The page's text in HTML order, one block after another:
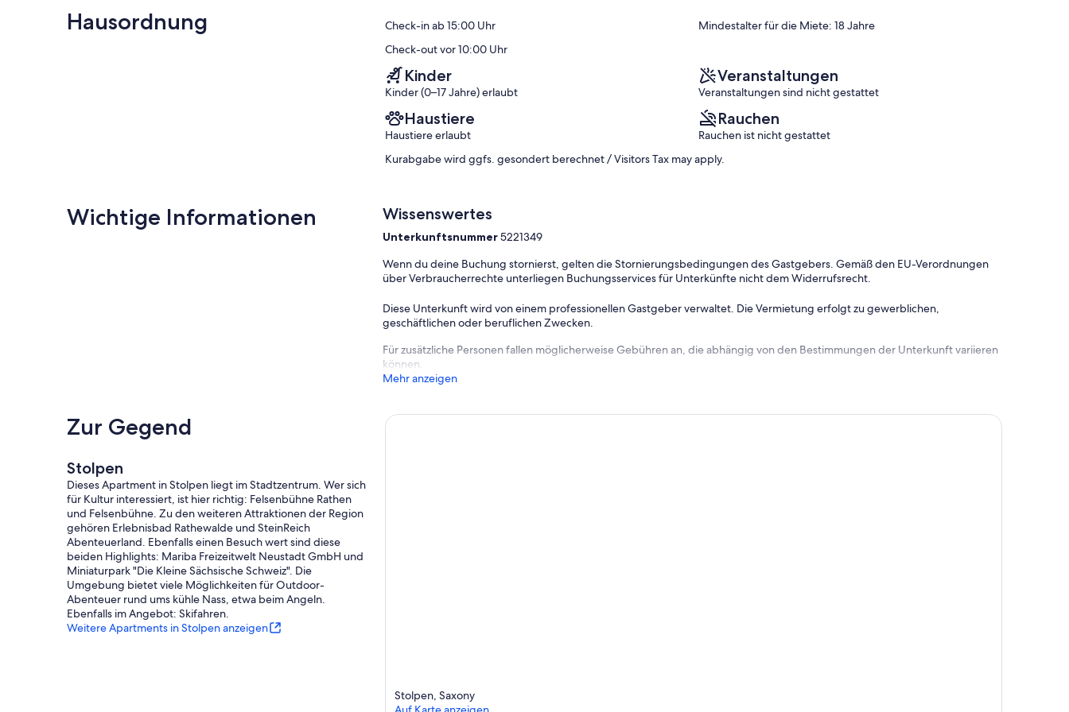
Bewertungen)
Hausordnung Check-in ab 15:00 Uhr
Mindestalter für die Miete: 18 Jahre
Check-out vor 10:00 Uhr
Kinder
Kinder (0–17 Jahre) erlaubt
Veranstaltungen
Veranstaltungen sind nicht gestattet
Haustiere
Haustiere erlaubt
Rauchen
Rauchen ist nicht gestattet
Kurabgabe wird ggfs. gesondert berechnet / Visitors Tax may apply.
Wichtige Informationen Wissenswertes
Unterkunftsnummer5221349
Wenn du deine Buchung stornierst, gelten die Stornierungsbedingungen des Gastgebers. Gemäß den EU-Verordnungen
über Verbraucherrechte unterliegen Buchungsservices für Unterkünfte nicht dem Widerrufsrecht.
Diese Unterkunft wird von einem professionellen Gastgeber verwaltet. Die Vermietung erfolgt zu gewerblichen,
geschäftlichen oder beruflichen Zwecken.
Für zusätzliche Personen fallen möglicherweise Gebühren an, die abhängig von den Bestimmungen der Unterkunft variieren
können.
Mehr anzeigen
Zur Gegend
Stolpen
Dieses Apartment in Stolpen liegt im Stadtzentrum. Wer sich
für Kultur interessiert, ist hier richtig: Felsenbühne Rathen
und Felsenbühne. Zu den weiteren Attraktionen der Region
gehören Erlebnisbad Rathewalde und SteinReich
Abenteuerland. Ebenfalls einen Besuch wert sind diese
beiden Highlights: Mariba Freizeitwelt Neustadt GmbH und
Miniaturpark "Die Kleine Sächsische Schweiz". Die
Umgebung bietet viele Möglichkeiten für Outdoor-
Abenteuer rund ums kühle Nass, etwa beim Angeln.
Ebenfalls im Angebot: Skifahren.
Weitere Apartments in Stolpen anzeigen
Stolpen, Saxony